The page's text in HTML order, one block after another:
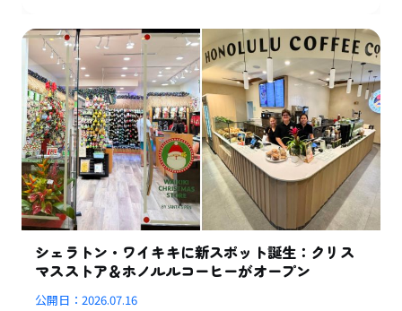
シェラトン・ワイキキに新スポット誕生：クリス
マスストア＆ホノルルコーヒーがオープン
公開日：2026.07.16